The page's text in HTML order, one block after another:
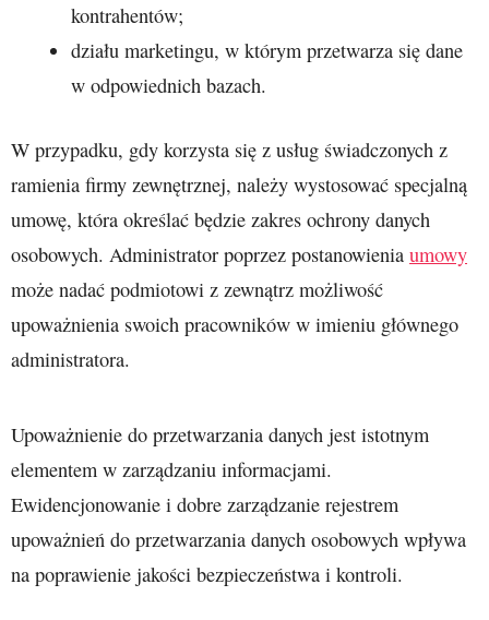
kontrahentów;
działu marketingu, w którym przetwarza się dane
w odpowiednich bazach.
W przypadku, gdy korzysta się z usług świadczonych z
ramienia firmy zewnętrznej, należy wystosować specjalną
umowę, która określać będzie zakres ochrony danych
osobowych. Administrator poprzez postanowienia umowy
może nadać podmiotowi z zewnątrz możliwość
upoważnienia swoich pracowników w imieniu głównego
administratora.
Upoważnienie do przetwarzania danych jest istotnym
elementem w zarządzaniu informacjami.
Ewidencjonowanie i dobre zarządzanie rejestrem
upoważnień do przetwarzania danych osobowych wpływa
na poprawienie jakości bezpieczeństwa i kontroli.